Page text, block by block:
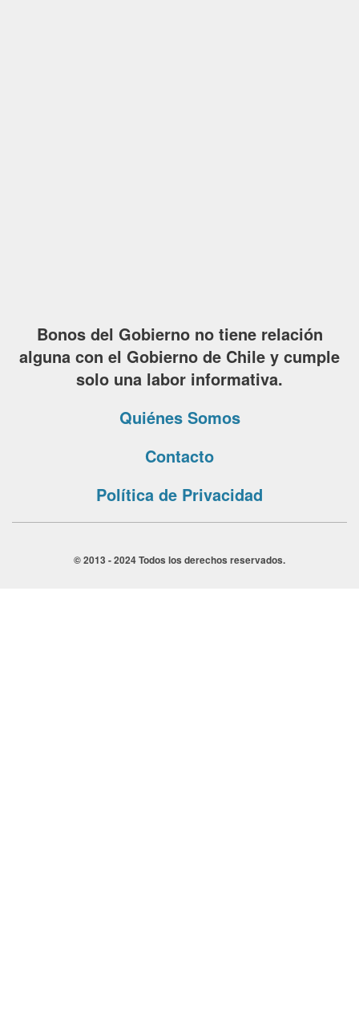
Bonos del Gobierno no tiene relación
alguna con el Gobierno de Chile y cumple
solo una labor informativa.
Quiénes Somos
Contacto
Política de Privacidad
© 2013 - 2024 Todos los derechos reservados.